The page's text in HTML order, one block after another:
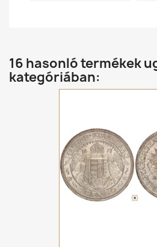
16 hasonló termékek
kategóriában: